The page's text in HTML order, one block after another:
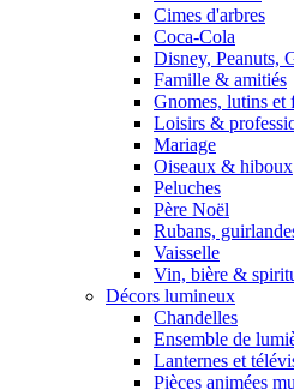
Cimes d'arbres
Coca-Cola
Disney, Peanuts,
Famille & amitiés
Gnomes, lutins et
Loisirs &
Mariage
Oiseaux & hiboux
Peluches
Père Noël
Rubans,
Vaisselle
Vin, bière &
Décors lumineux
Chandelles
Ensemble de
Lanternes et
Pièces animées